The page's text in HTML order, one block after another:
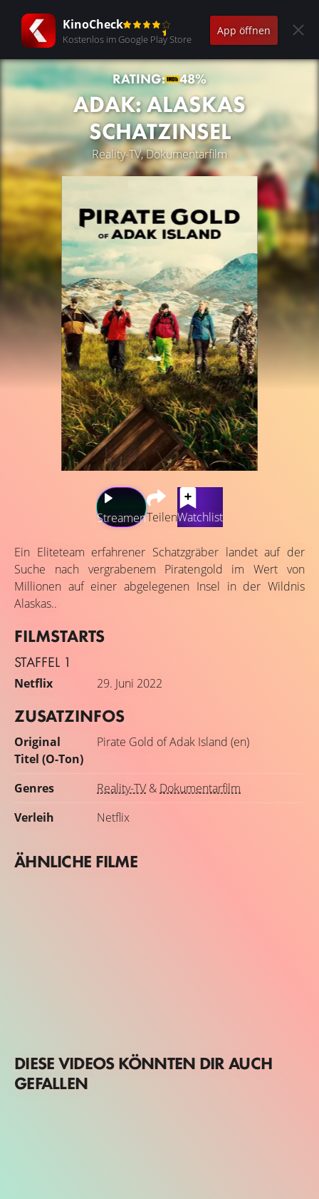
KinoCheck
Kostenlos im Google Play Store
App öffnen
RATING: 48%
ADAK: ALASKAS
SCHATZINSEL
Reality-TV, Dokumentarfilm
StreamenTeilenWatchlist
Ein Eliteteam erfahrener Schatzgräber landet auf der
Suche nach vergrabenem Piratengold im Wert von
Millionen auf einer abgelegenen Insel in der Wildnis
Alaskas..
FILMSTARTS
STAFFEL 1
Netflix 29. Juni 2022
ZUSATZINFOS
Original
Titel (O-Ton)
Pirate Gold of Adak Island (en)
Genres Reality-TV & Dokumentarfilm
Verleih
Netflix
ÄHNLICHE FILME
DIESE VIDEOS KÖNNTEN DIR AUCH
GEFALLEN